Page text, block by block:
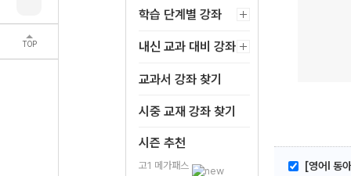
TOP
학습 단계별 강좌
내신 교과 대비 강좌
교과서 강좌 찾기
시중 교재 강좌 찾기
시즌 추천
고1 메가패스
[영어l 동